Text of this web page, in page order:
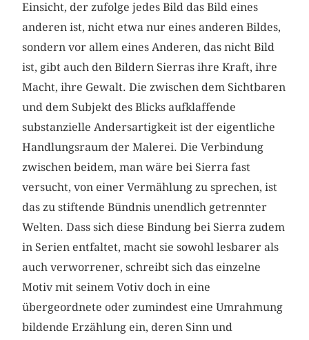
Einsicht, der zufolge jedes Bild das Bild eines
anderen ist, nicht etwa nur eines anderen Bildes,
sondern vor allem eines Anderen, das nicht Bild
ist, gibt auch den Bildern Sierras ihre Kraft, ihre
Macht, ihre Gewalt. Die zwischen dem Sichtbaren
und dem Subjekt des Blicks aufklaffende
substanzielle Andersartigkeit ist der eigentliche
Handlungsraum der Malerei. Die Verbindung
zwischen beidem, man wäre bei Sierra fast
versucht, von einer Vermählung zu sprechen, ist
das zu stiftende Bündnis unendlich getrennter
Welten. Dass sich diese Bindung bei Sierra zudem
in Serien entfaltet, macht sie sowohl lesbarer als
auch verworrener, schreibt sich das einzelne
Motiv mit seinem Votiv doch in eine
übergeordnete oder zumindest eine Umrahmung
bildende Erzählung ein, deren Sinn und